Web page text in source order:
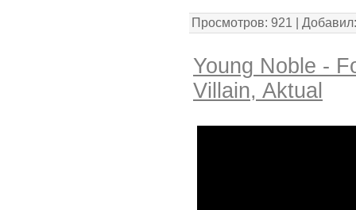
Просмотров: 921 |
Young Noble -
Villain, Aktual